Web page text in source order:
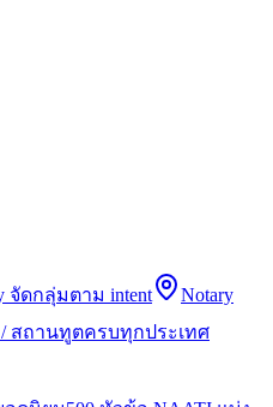
จัดกลุ่มตาม intent
Notary
/ สถานทูตครบทุกประเทศ